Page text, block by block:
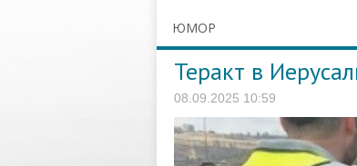
ЮМОР
Теракт в
08.09.2025 10:59